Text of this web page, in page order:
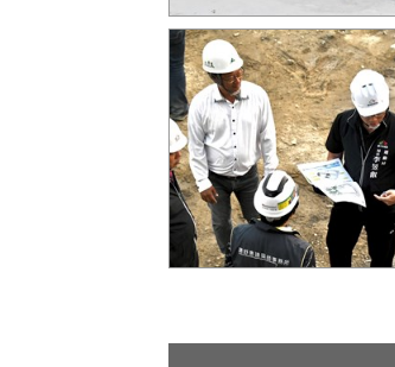
感謝太平國兒運營造與施工
團隊的辛勞與付出
休憩空間